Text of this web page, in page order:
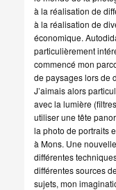
à la réalisation de
à la réalisation de
économique.
particulièrement
commencé mon
de paysages lors de
J’aimais alors
avec la lumière
utiliser une tête
la photo de portraits
à Mons. Une
différentes
différentes sources
sujets, mon